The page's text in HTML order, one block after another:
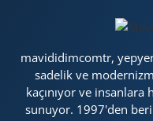
mavididimcomtr,
sadelik ve
kaçınıyor ve
sunuyor. 1997'den beri